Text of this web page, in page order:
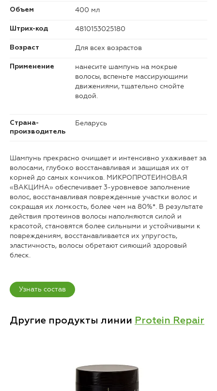
Объем 400 мл
Штрих-код 4810153025180
Возраст Для всех возрастов
Применение
нанесите шампунь на мокрые
волосы, вспеньте массирующими
движениями, тщательно смойте
водой.
Страна-
производитель
Беларусь
Шампунь прекрасно очищает и интенсивно ухаживает за
волосами, глубоко восстанавливая и защищая их от
корней до самых кончиков. МИКРОПРОТЕИНОВАЯ
«ВАКЦИНА» обеспечивает 3-уровневое заполнение
волос, восстанавливая поврежденные участки волос и
сокращая их ломкость, более чем на 80%*. В результате
действия протеинов волосы наполняются силой и
красотой, становятся более сильными и устойчивыми к
повреждениям, восстанавливается их упругость,
эластичность, волосы обретают сияющий здоровый
блеск.
Узнать состав
Другие продукты линии Protein Repair